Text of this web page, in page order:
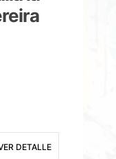
DETALLE